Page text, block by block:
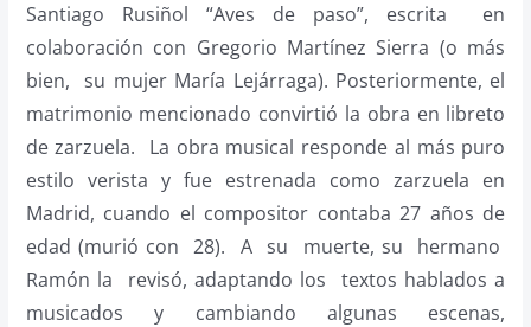
Santiago Rusiñol “Aves de paso”, escrita en
colaboración con Gregorio Martínez Sierra (o más
bien, su mujer María Lejárraga). Posteriormente, el
matrimonio mencionado convirtió la obra en libreto
de zarzuela. La obra musical responde al más puro
estilo verista y fue estrenada como zarzuela en
Madrid, cuando el compositor contaba 27 años de
edad (murió con 28). A su muerte, su hermano
Ramón la revisó, adaptando los textos hablados a
musicados y cambiando algunas escenas,